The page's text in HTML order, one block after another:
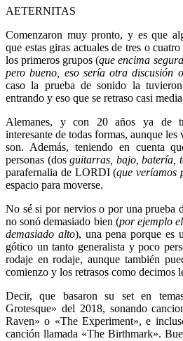
AETERNITAS
Comenzaron muy pronto, y es que
que estas giras actuales de tres o
los primeros grupos (que encima
pero bueno, eso sería otra discusión
caso la prueba de sonido la
entrando y eso que se retraso casi
Alemanes, y con 20 años ya de
interesante de todas formas, aunque
son. Además, teniendo en cuenta
personas (dosguitarras, bajo, batería,
parafernalia de LORDI (que veríamos
espacio para moverse.
No sé si por nervios o por una prueba
no sonó demasiado bien (por ejemplo
demasiado alto), una pena porque es
gótico un tanto generalista y poco
rodaje en rodaje, aunque también
comienzo y los retrasos como decimos
Decir, que basaron su set en
Grotesque» del 2018, sonando
Raven» o «The Experiment», e
canción llamada «The Birthmark».